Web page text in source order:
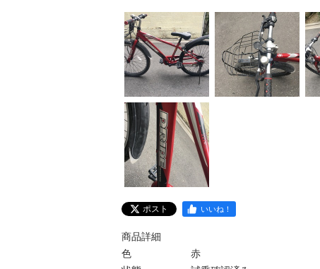
ポスト いいね！
商品詳細
色　　　　　　赤